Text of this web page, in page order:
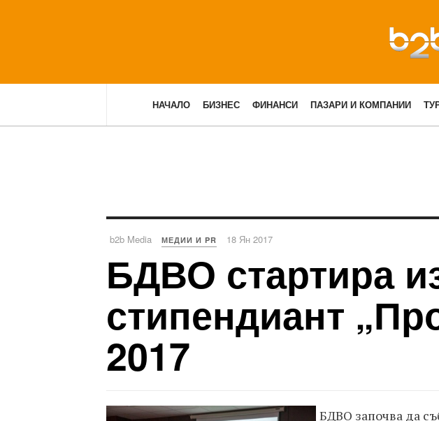
НАЧАЛО БИЗНЕС ФИНАНСИ ПАЗАРИ И КОМПАНИИ
b2b Media МЕДИИ И PR 18 Ян 2017
БДВО стартира
стипендиант
2017
БДВО започва да